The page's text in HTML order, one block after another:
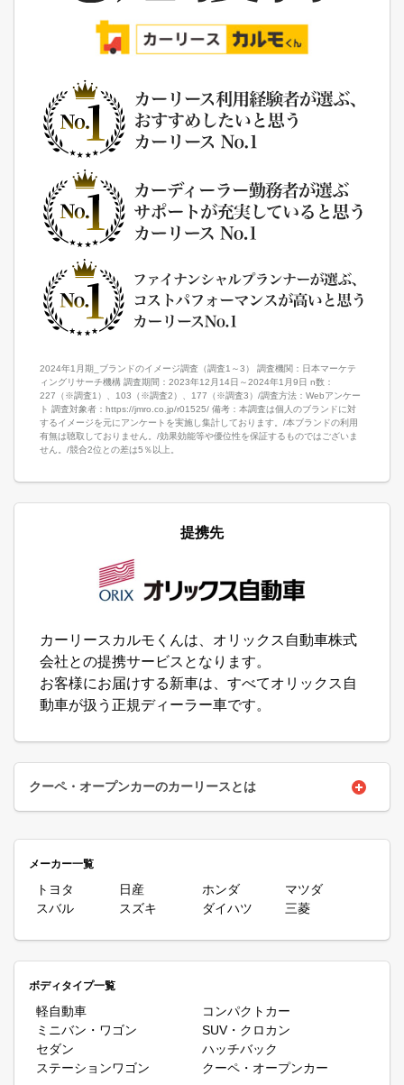
2024年1月期_ブランドのイメージ調査（調査1～3） 調査機関：日本マーケテ
ィングリサーチ機構 調査期間：2023年12月14日～2024年1月9日 n数：
227（※調査1）、103（※調査2）、177（※調査3）/調査方法：Webアンケー
ト 調査対象者：https://jmro.co.jp/r01525/ 備考：本調査は個人のブランドに対
するイメージを元にアンケートを実施し集計しております。/本ブランドの利用
有無は聴取しておりません。/効果効能等や優位性を保証するものではございま
せん。/競合2位との差は5％以上。
提携先
カーリースカルモくんは、オリックス自動車株式
会社との提携サービスとなります。
お客様にお届けする新車は、すべてオリックス自
動車が扱う正規ディーラー車です。
クーペ・オープンカーのカーリースとは
すが、新しいマイカーの導入方法として今、注目を集めているのが
あらかじめ決められた月額料金のみでリース会社が購入した車を借
りてマイカーのように自由に利用できるサービスです。月額料金に
は自賠責保険料や自動車税(種別割)、重量税なども含まれていま
流れるような流線形を持つクーペは車の中で最も美しい形だといわ
助的なものであまり実用的ではない）で実用性や便利さよりも車そ
のものの造形の美しさや性能を楽しむための存在でしたが、近年、
実用性を考慮した4ドアクーペなども登場するようになってきまし
た。スタイリッシュなルックスを持つオープンカーはいつの時代も
メーカー一覧
トヨタ 日産 ホンダ
マツダ
スバル
スズキ ダイハツ 三菱
ボディタイプ一覧
軽自動車
コンパクトカー
ミニバン・ワゴン
SUV・クロカン
セダン
ハッチバック
ステーションワゴン
クーペ・オープンカー